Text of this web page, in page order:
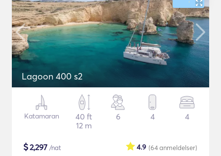
Lagoon 400 s2
Katamaran
40 ft
12 m
6 4 4
$2,297 /nat (64anmeldelser)
4.9